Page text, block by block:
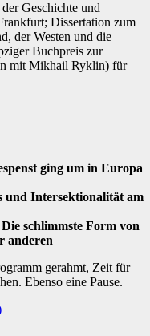
Geschichte und
Dissertation zum
der Westen und die
Buchpreis zur
mit Mikhail Ryklin) für
ging um in Europa
und Intersektionalität am
schlimmste Form von
anderen
gerahmt, Zeit für
Ebenso eine Pause.